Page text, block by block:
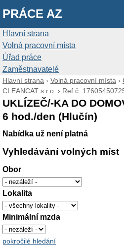
PRÁCE AZ
Hlavní strana
Volná pracovní místa
Úřad práce
Zaměstnavatelé
Hlavní strana › Volná pracovní místa ›
CLEANCAT s.r.o. › Ref.č.
UKLÍZEČ/-KA DO
6 hod./den (Hlučín)
Nabídka už není platná
Vyhledávání volných míst
Obor
Lokalita
Minimální mzda
pokročilé hledání